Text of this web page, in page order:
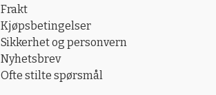
Frakt
Kjøpsbetingelser
Sikkerhet og personvern
Nyhetsbrev
Ofte stilte spørsmål